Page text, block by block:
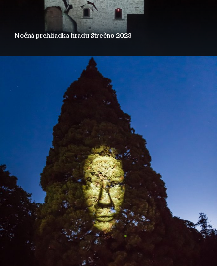
Nočná prehliadka hradu Strečno 2023